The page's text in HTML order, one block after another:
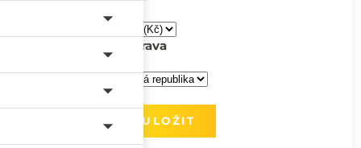
Doprava